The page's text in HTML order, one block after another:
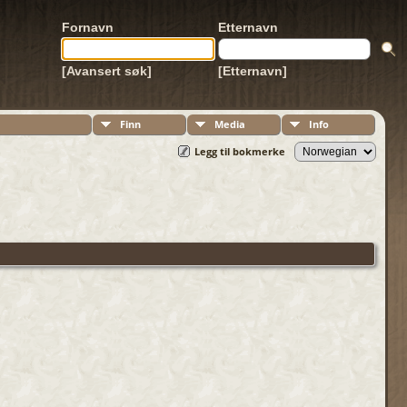
Fornavn Etternavn
[Avansert søk] [Etternavn]
Finn Media Info
Legg til bokmerke